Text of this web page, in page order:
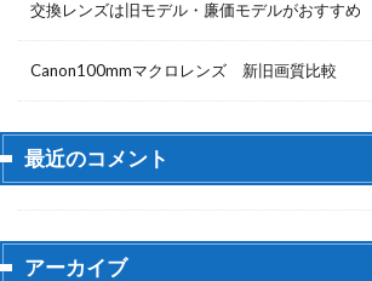
交換レンズは旧モデル・廉価モデルがおすすめ
Canon100mmマクロレンズ 新旧画質比較
最近のコメント
アーカイブ